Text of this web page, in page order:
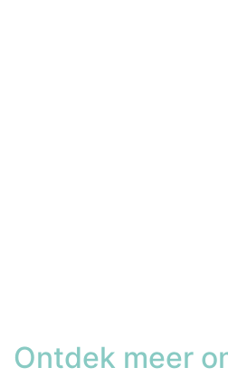
Ontdek meer